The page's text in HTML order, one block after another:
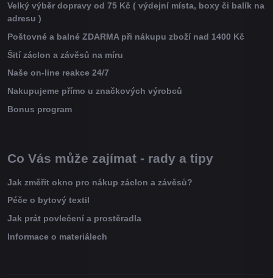
Velký výběr dopravy od 75 Kč ( výdejní místa, boxy či balík na
adresu )
Poštovné a balné ZDARMA při nákupu zboží nad 1400 Kč
Šití záclon a závěsů na míru
Naše on-line reakce 24/7
Nakupujeme přímo u značkových výrobců
Bonus program
Co Vás může zajímat - rady a tipy
Jak změřit okno pro nákup záclon a závěsů?
Péče o bytový textil
Jak prát povlečení a prostěradla
Informace o materiálech